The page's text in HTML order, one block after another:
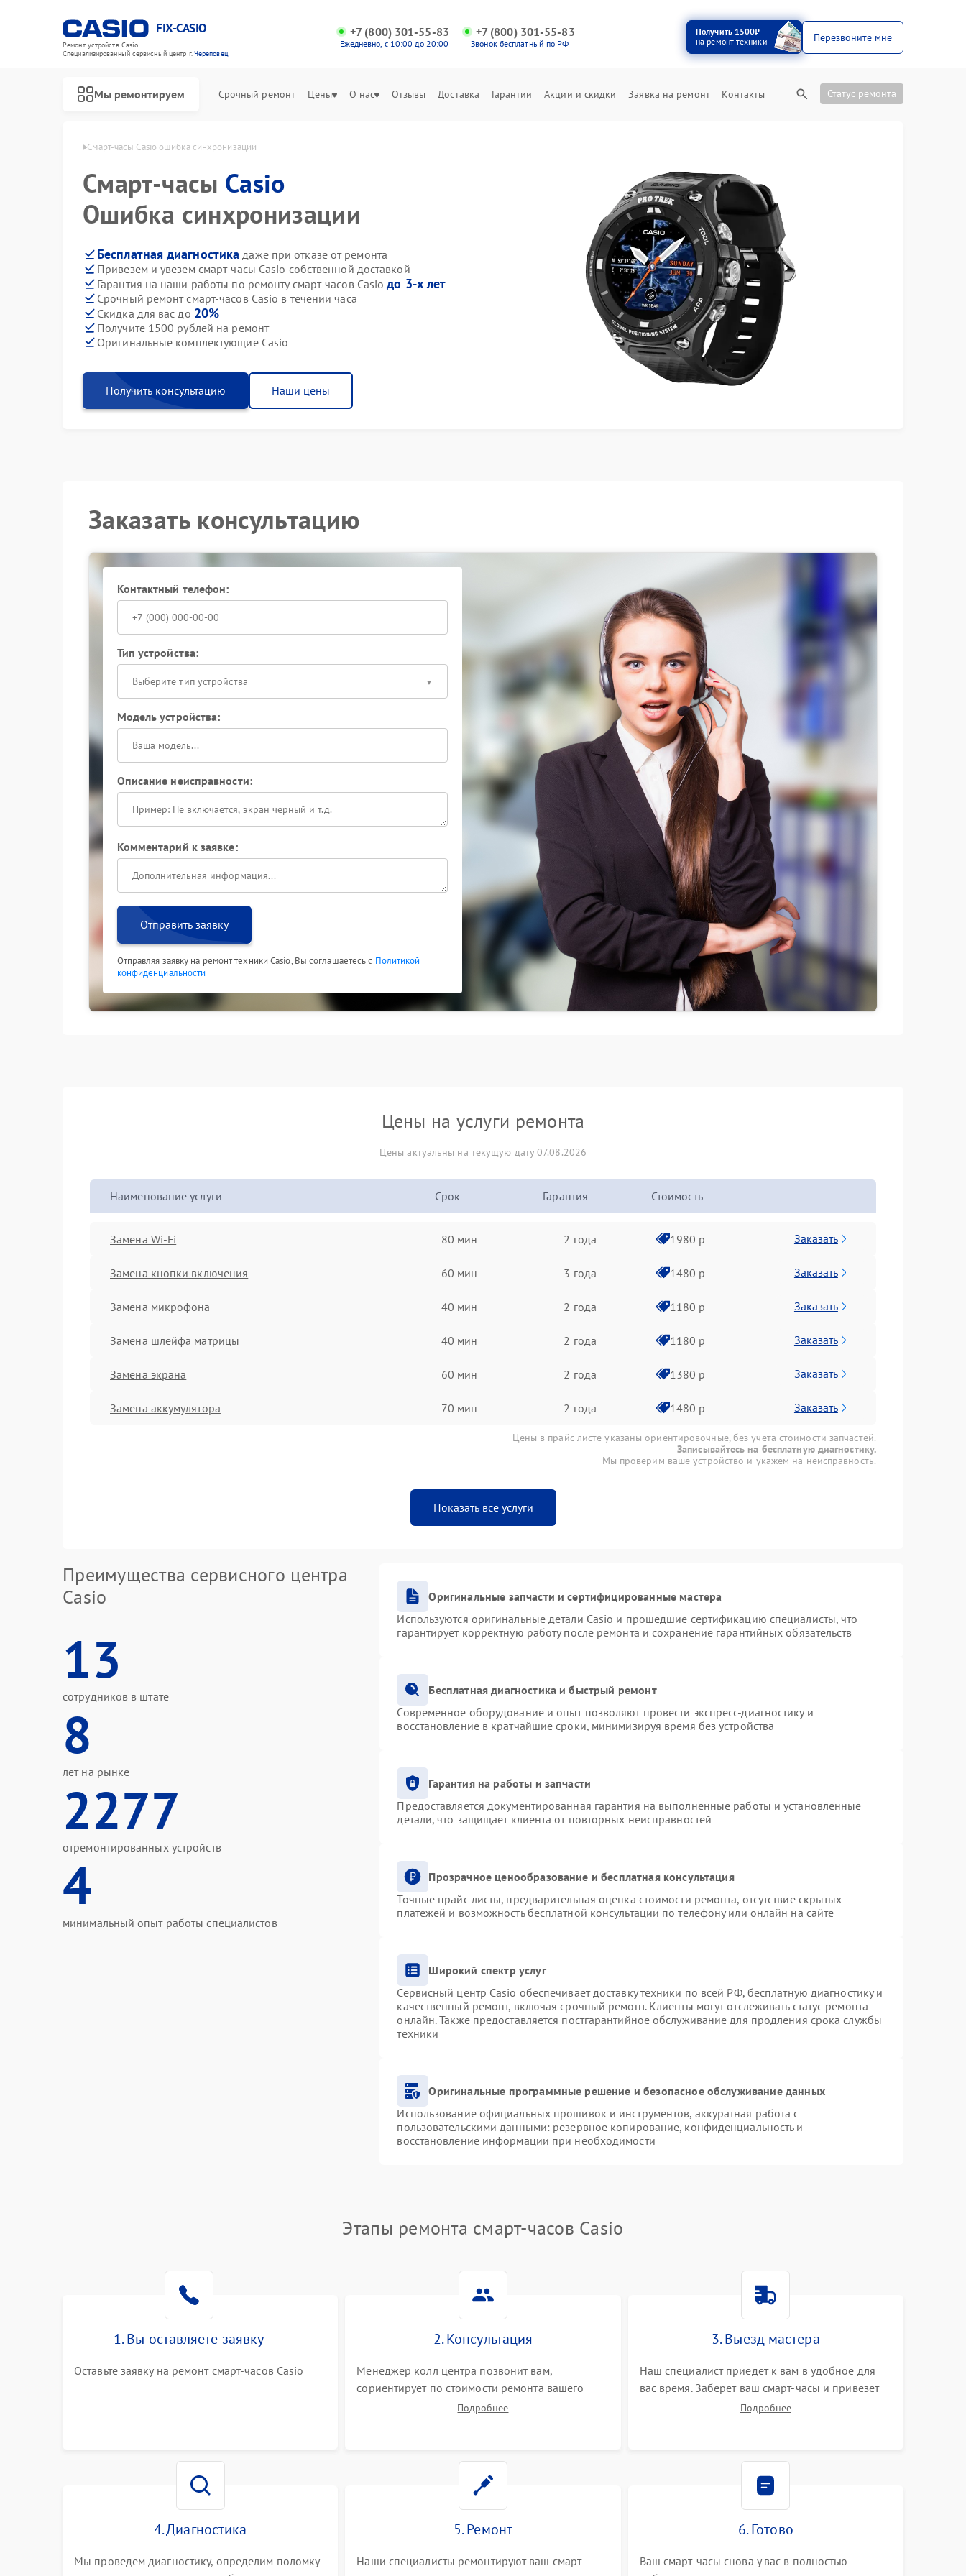
FIX-CASIO
Ремонт устройств Casio
Специализированный cервисный центр г.Череповец
+7 (800) 301-55-83
Ежедневно, с 10:00 до 20:00
+7 (800) 301-55-83
Звонок бесплатный по РФ
Получить 1500₽
на ремонт техники
Перезвоните мне
Мы ремонтируем Срочный ремонт Цены О нас Отзывы Доставка Гарантии Акции и скидки Заявка на ремонт Контакты Статус ремонта
Casio в Череповце Смарт-часы Casio ошибка синхронизации
Смарт-часы Casio
Ошибка синхронизации
Бесплатная диагностика даже при отказе от ремонта
Привезем и увезем смарт-часы Casio собственной доставкой
Гарантия на наши работы по ремонту смарт-часов Casioдо 3-х лет
Срочный ремонт смарт-часов Casio в течении часа
Скидка для вас до 20%
Получите 1500 рублей на ремонт
Оригинальные комплектующие Casio
Получить консультацию Наши цены
Заказать консультацию
Контактный телефон:
Тип устройства:
Выберите тип устройства
Модель устройства:
Описание неисправности:
Комментарий к заявке:
Отправить заявку
Отправляя заявку на ремонт техники Casio, Вы соглашаетесь с Политикой
конфиденциальности
Цены на услуги ремонта
Цены актуальны на текущую дату 07.08.2026
Наименование услуги Срок Гарантия Стоимость
Замена Wi-Fi 80 мин 2 года 1980 р Заказать
Замена кнопки включения 60 мин 3 года 1480 р Заказать
Замена микрофона 40 мин 2 года 1180 р Заказать
Замена шлейфа матрицы 40 мин 2 года 1180 р Заказать
Замена экрана 60 мин 2 года 1380 р Заказать
Замена аккумулятора 70 мин 2 года 1480 р Заказать
Цены в прайс-листе указаны ориентировочные, без учета стоимости запчастей.
Записывайтесь на бесплатную диагностику.
Мы проверим ваше устройство и укажем на неисправность.
Показать все услуги
Преимущества сервисного центра
Casio
13
сотрудников в штате
8
лет на рынке
2277
отремонтированных устройств
4
минимальный опыт работы специалистов
Оригинальные запчасти и сертифицированные мастера
Используются оригинальные детали Casio и прошедшие сертификацию специалисты, что
гарантирует корректную работу после ремонта и сохранение гарантийных обязательств
Бесплатная диагностика и быстрый ремонт
Современное оборудование и опыт позволяют провести экспресс-диагностику и
восстановление в кратчайшие сроки, минимизируя время без устройства
Гарантия на работы и запчасти
Предоставляется документированная гарантия на выполненные работы и установленные
детали, что защищает клиента от повторных неисправностей
Прозрачное ценообразование и бесплатная консультация
Точные прайс-листы, предварительная оценка стоимости ремонта, отсутствие скрытых
платежей и возможность бесплатной консультации по телефону или онлайн на сайте
Широкий спектр услуг
Сервисный центр Casio обеспечивает доставку техники по всей РФ, бесплатную диагностику и
качественный ремонт, включая срочный ремонт. Клиенты могут отслеживать статус ремонта
онлайн. Также предоставляется постгарантийное обслуживание для продления срока службы
техники
Оригинальные программные решение и безопасное обслуживание данных
Использование официальных прошивок и инструментов, аккуратная работа с
пользовательскими данными: резервное копирование, конфиденциальность и
восстановление информации при необходимости
Этапы ремонта смарт-часов Casio
1. Вы оставляете заявку
Оставьте заявку на ремонт смарт-часов Casio
2. Консультация
Менеджер колл центра позвонит вам,
сориентирует по стоимости ремонта вашего
смарт-часов а также ответит на все ваши
Подробнее
3. Выезд мастера
Наш специалист приедет к вам в удобное для
вас время. Заберет ваш смарт-часы и привезет
на склад для диагностики.
Подробнее
4. Диагностика
Мы проведем диагностику, определим поломку
5. Ремонт
Наши специалисты ремонтируют ваш смарт-
6. Готово
Ваш смарт-часы снова у вас в полностью